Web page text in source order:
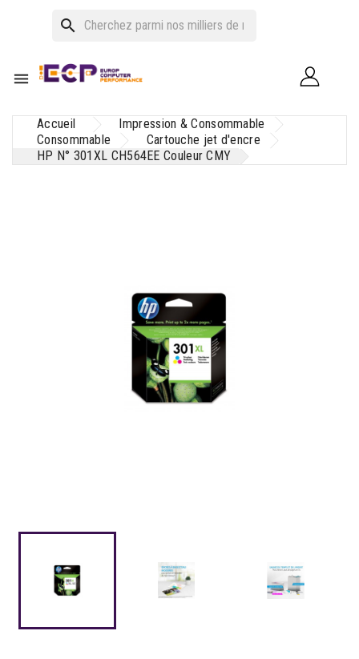
search

Accueil
Impression & Consommable
Consommable
Cartouche jet d'encre
HP N° 301XL CH564EE Couleur CMY